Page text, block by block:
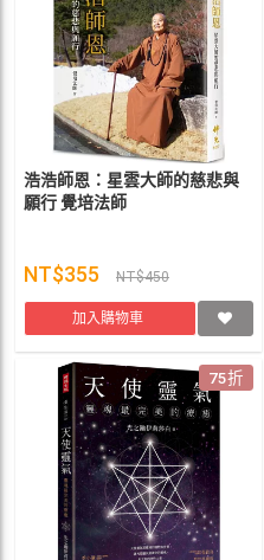
浩浩師恩：星雲大師的慈悲與
願行 覺培法師
NT$355 NT$450
加入購物車
75折